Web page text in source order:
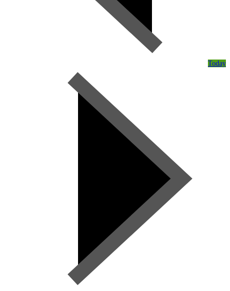
Today